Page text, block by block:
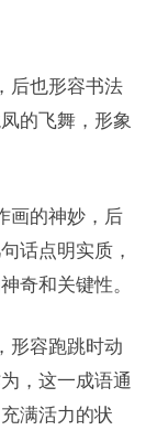
后也形容书法
的飞舞，形象
画的神妙，后
话点明实质，
奇和关键性。
形容跑跳时动
，这一成语通
满活力的状